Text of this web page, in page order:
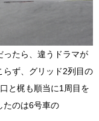
ったら、違うドラマが
らず、グリッド2列目の
と梶も順当に1周目を
たのは6号車の